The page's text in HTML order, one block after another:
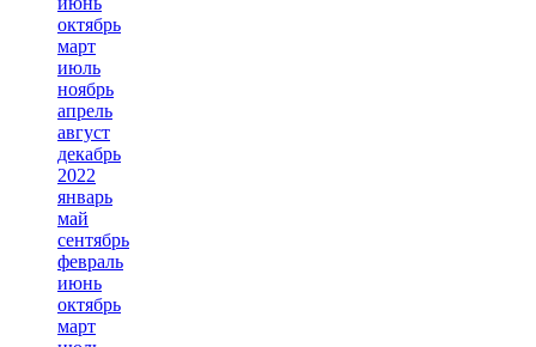
октябрь
март
июль
ноябрь
апрель
август
декабрь
2022
январь
май
сентябрь
февраль
июнь
октябрь
март